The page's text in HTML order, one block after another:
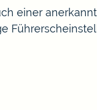
einer